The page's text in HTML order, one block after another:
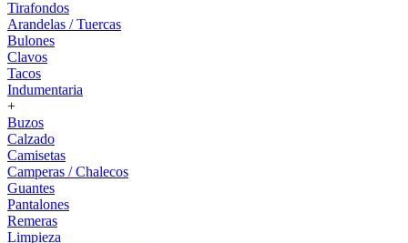
Tirafondos
Arandelas / Tuercas
Bulones
Clavos
Tacos
Indumentaria
+
Buzos
Calzado
Camisetas
Camperas / Chalecos
Guantes
Pantalones
Remeras
Limpieza